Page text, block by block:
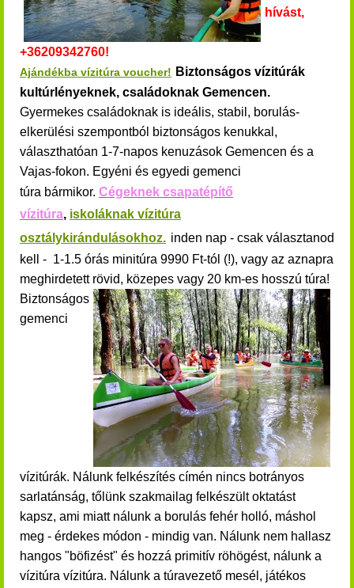
hívást,
+36209342760!
Ajándékba vízitúra voucher! Biztonságos vízitúrák
kultúrlényeknek, családoknak Gemencen.
Gyermekes családoknak is ideális, stabil, borulás-
elkerülési szempontból biztonságos kenukkal,
választhatóan 1-7-napos kenuzások Gemencen és a
Vajas-fokon. Egyéni és egyedi gemenci
túra bármikor. Cégeknek csapatépítő
vízitúra, iskoláknak vízitúra
osztálykirándulásokhoz. inden nap - csak választanod
kell - 1-1.5 órás minitúra 9990 Ft-tól (!), vagy az aznapra
meghirdetett rövid, közepes vagy 20 km-es hosszú túra!
Biztonságos
gemenci
vízitúrák. Nálunk felkészítés címén nincs botrányos
sarlatánság, tőlünk szakmailag felkészült oktatást
kapsz, ami miatt nálunk a borulás fehér holló, máshol
meg - érdekes módon - mindig van. Nálunk nem hallasz
hangos "böfizést" és hozzá primitív röhögést, nálunk a
vízitúra vízitúra. Nálunk a túravezető mesél, játékos